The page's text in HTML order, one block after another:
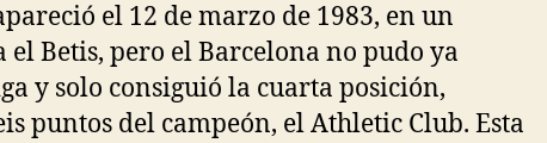
el 12 de marzo de 1983, en un
Betis, pero el Barcelona no pudo ya
y solo consiguió la cuarta posición,
puntos del campeón, el Athletic Club. Esta